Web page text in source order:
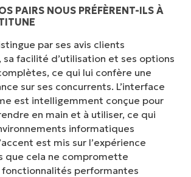
PAIRS NOUS PRÉFÈRENT-ILS À
par ses avis clients
sa facilité d’utilisation et ses options
ce qui lui confère une
sur ses concurrents. L’interface
est intelligemment conçue pour
en main et à utiliser, ce qui
informatiques
est mis sur l’expérience
que cela ne compromette
fonctionnalités performantes